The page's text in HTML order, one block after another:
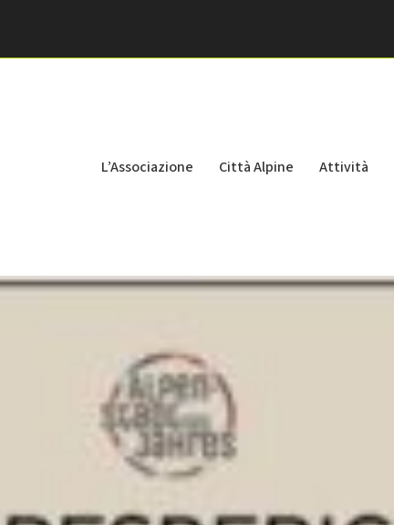
L’Associazione Città Alpine Attività